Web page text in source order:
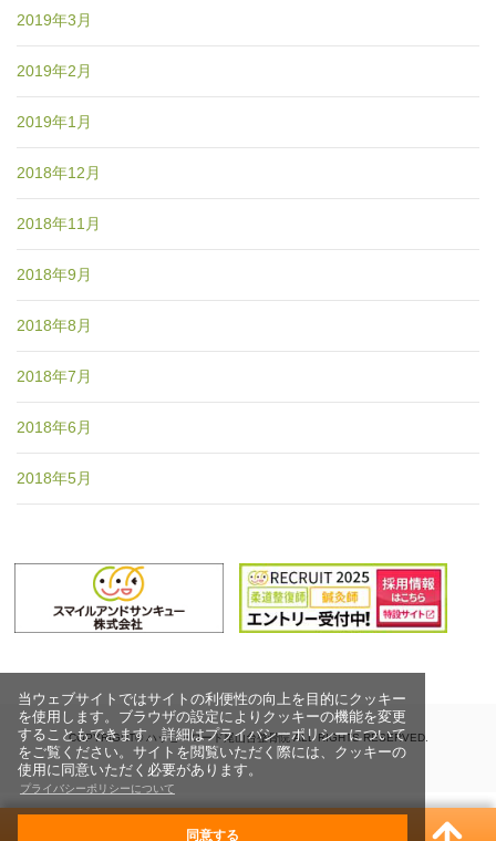
当ウェブサイトではサイトの利便性の向上を目的にクッキー
を使用します。ブラウザの設定によりクッキーの機能を変更
することもできます。詳細はプライバシーポリシーについて
をご覧ください。サイトを閲覧いただく際には、クッキーの
使用に同意いただく必要があります。
プライバシーポリシーについて
同意する
2019年3月
2019年2月
2019年1月
2018年12月
2018年11月
2018年9月
2018年8月
2018年7月
2018年6月
2018年5月
COPYRIGHT© ハッピーロード尾山台整骨院 ALL RIGHTS RESERVED.